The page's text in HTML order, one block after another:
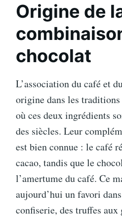
Origine de
chocolat
L’association du café et
origine dans les traditions
où ces deux ingrédients
des siècles. Leur
est bien connue : le café
cacao, tandis que le
l’amertume du café. Ce
aujourd’hui un favori
confiserie, des truffes aux